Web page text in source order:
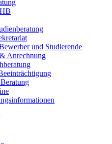
und Studierende
Anrechnung